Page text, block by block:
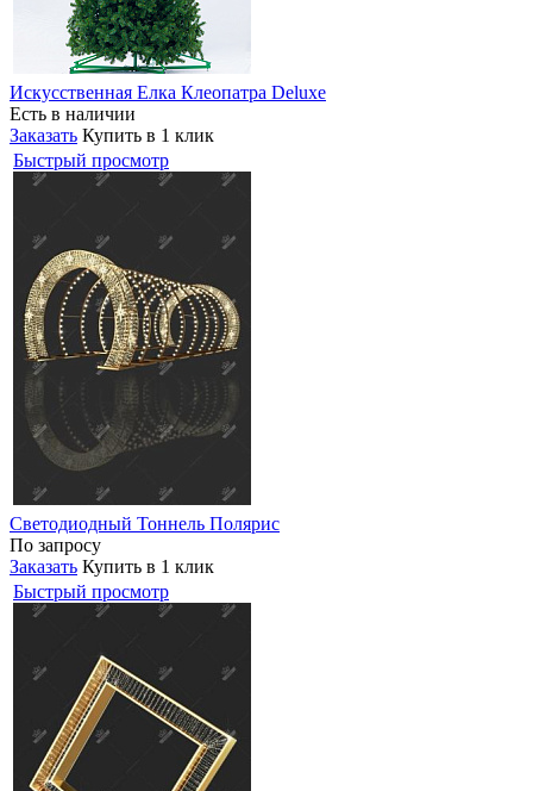
Искусственная Елка Клеопатра Deluxe
Есть в наличии
Заказать Купить в 1 клик
Быстрый просмотр
Светодиодный Тоннель Полярис
По запросу
Заказать Купить в 1 клик
Быстрый просмотр